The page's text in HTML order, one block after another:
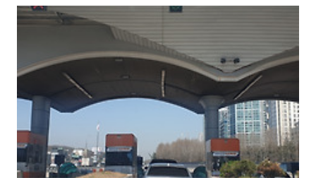
치이다. 이번 심의를 통해, 서울, 서울과 연접한 과천, 성남(분당·수정),
하남, 광명을 제외한 경기도 전역, 인천, 세종을 규제지역에서 해제하기
로 결정하였다. 구체적으로, 투기과열지구의 경우에는 경기도 9곳①을
해제하였고, 조정대상지역은 경기도 22곳② 및 인천 전 지역(8곳)③, 세
종 등 총 31곳을 해제키로 하였다. ① [투기과열지구 해제]..